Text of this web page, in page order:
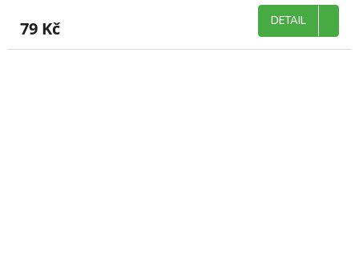
79 Kč DETAIL